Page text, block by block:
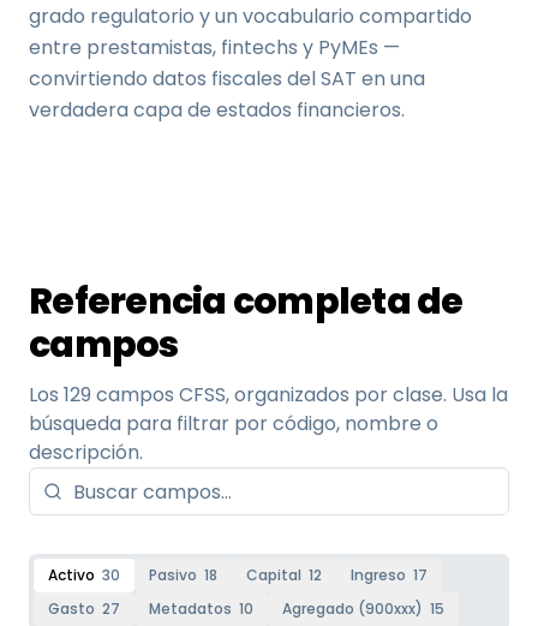
grado regulatorio y un vocabulario compartido
entre prestamistas, fintechs y PyMEs —
convirtiendo datos fiscales del SAT en una
verdadera capa de estados financieros.
Referencia completa de
campos
Los 129 campos CFSS, organizados por clase. Usa la
búsqueda para filtrar por código, nombre o
descripción.
Activo 30 Pasivo 18 Capital 12 Ingreso 17
Gasto 27 Metadatos 10 Agregado (900xxx) 15